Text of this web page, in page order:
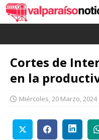
Cortes de
en la
Miércoles, 20 Marzo, 2024